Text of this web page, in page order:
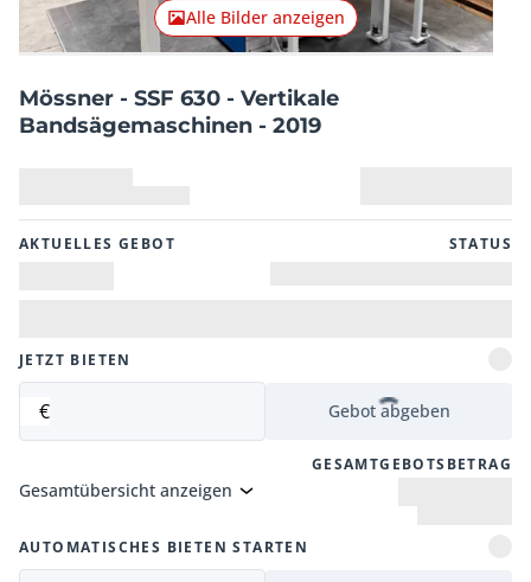
Alle Bilder anzeigen
Mössner - SSF 630 - Vertikale
Bandsägemaschinen - 2019
AKTUELLES GEBOT STATUS
JETZT BIETEN
€ Gebot abgeben
GESAMTGEBOTSBETRAG
Gesamtübersicht anzeigen
AUTOMATISCHES BIETEN STARTEN